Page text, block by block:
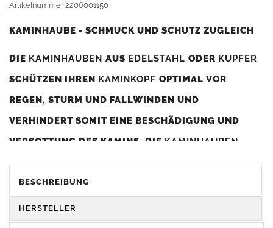
Artikelnummer2206001150
KAMINHAUBE - SCHMUCK UND SCHUTZ ZUGLEICH
DIE KAMINHAUBEN AUS EDELSTAHL ODER KUPFER
SCHÜTZEN IHREN KAMINKOPF OPTIMAL VOR
REGEN, STURM UND FALLWINDEN UND
VERHINDERT SOMIT EINE BESCHÄDIGUNG UND
VERSOTTUNG DES KAMINS. DIE KAMINHAUBEN
DIENEN GLEICHZEITIG ALS GESTALTERISCHES
ELEMENT ZUR VERSCHÖNERUNG DES BAUWERKS.
BESCHREIBUNG
HERSTELLER